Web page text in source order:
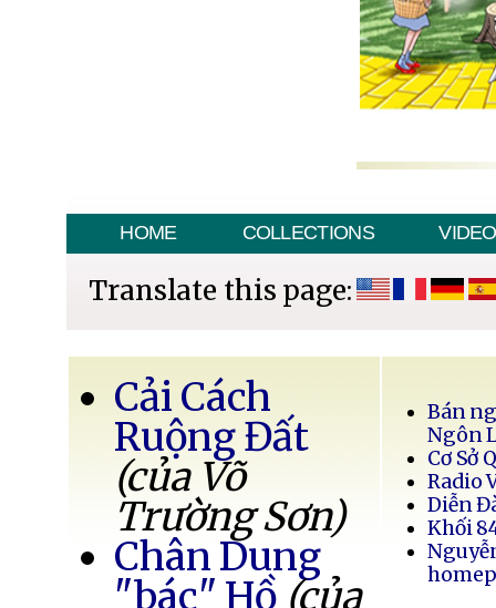
HOME COLLECTIONS VIDEO
Translate this page:
Cải Cách
Ruộng Đất
(của Võ
Trường Sơn)
Chân Dung
"bác" Hồ (của
Bán
Ngôn
Cơ Sở
Radio
Diễn
Khối